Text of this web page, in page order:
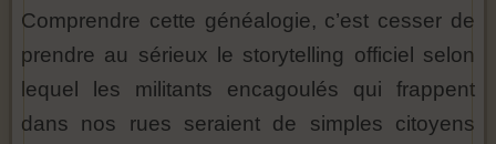
Comprendre cette généalogie, c’est cesser de
prendre au sérieux le storytelling officiel selon
lequel les militants encagoulés qui frappent
dans nos rues seraient de simples citoyens